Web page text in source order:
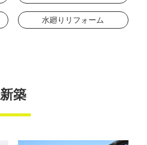
水廻りリフォーム
新築